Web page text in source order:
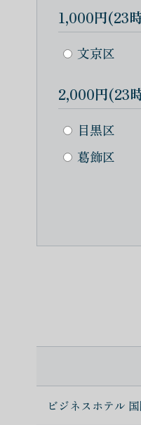
1,000円(23
文京区
2,000円(23
目黒区
葛飾区
ビジネスホテル